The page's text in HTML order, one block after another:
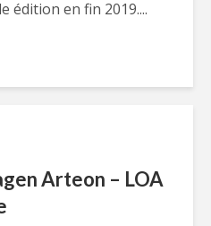
édition en fin 2019....
Arteon – LOA